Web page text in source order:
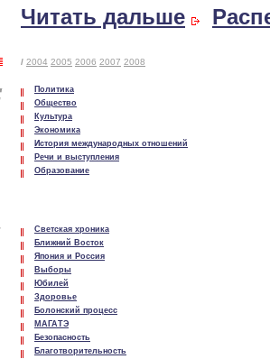
Читать дальше
/ 2004 2005 2006 2007 2008
Политика
Общество
Культура
Экономика
История международных отношений
Речи и выступления
Образование
Светская хроника
Ближний Восток
Япония и Россия
Выборы
Юбилей
Здоровье
Болонский процесс
МАГАТЭ
Безопасность
Благотворительность